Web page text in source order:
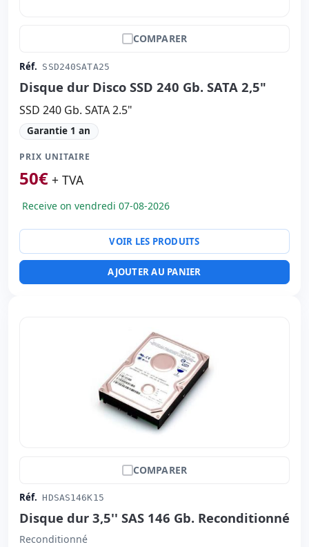
COMPARER
Réf. SSD240SATA25
Disque dur Disco SSD 240 Gb. SATA 2,5"
SSD 240 Gb. SATA 2.5"
Garantie 1 an
PRIX UNITAIRE
50€ + TVA
Receive on vendredi 07-08-2026
VOIR LES PRODUITS
AJOUTER AU PANIER
COMPARER
Réf. HDSAS146K15
Disque dur 3,5'' SAS 146 Gb. Reconditionné
Reconditionné